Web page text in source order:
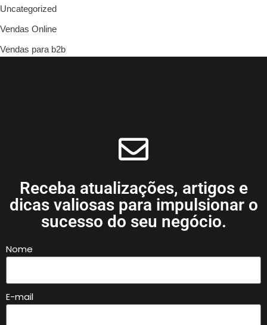
Uncategorized
Vendas Online
Vendas para b2b
Receba atualizações, artigos e
dicas valiosas para impulsionar o
sucesso do seu negócio.
Nome
E-mail